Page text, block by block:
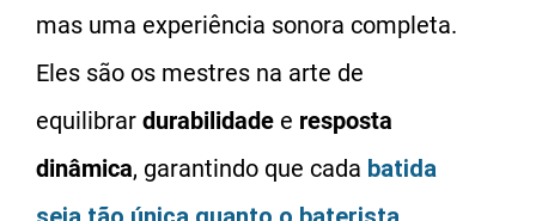
mas uma experiência sonora completa.
Eles são os mestres na arte de
equilibrar durabilidade e resposta
dinâmica, garantindo que cada batida